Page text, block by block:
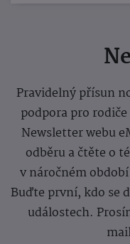
Pravidelný přísun
podpora pro
Newsletter webu
odběru a čtěte o
v náročném
Buďte první, kdo se
událostech.